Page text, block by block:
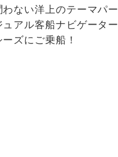
わない洋上のテーマパー
ュアル客船ナビゲーター
ズにご乗船！